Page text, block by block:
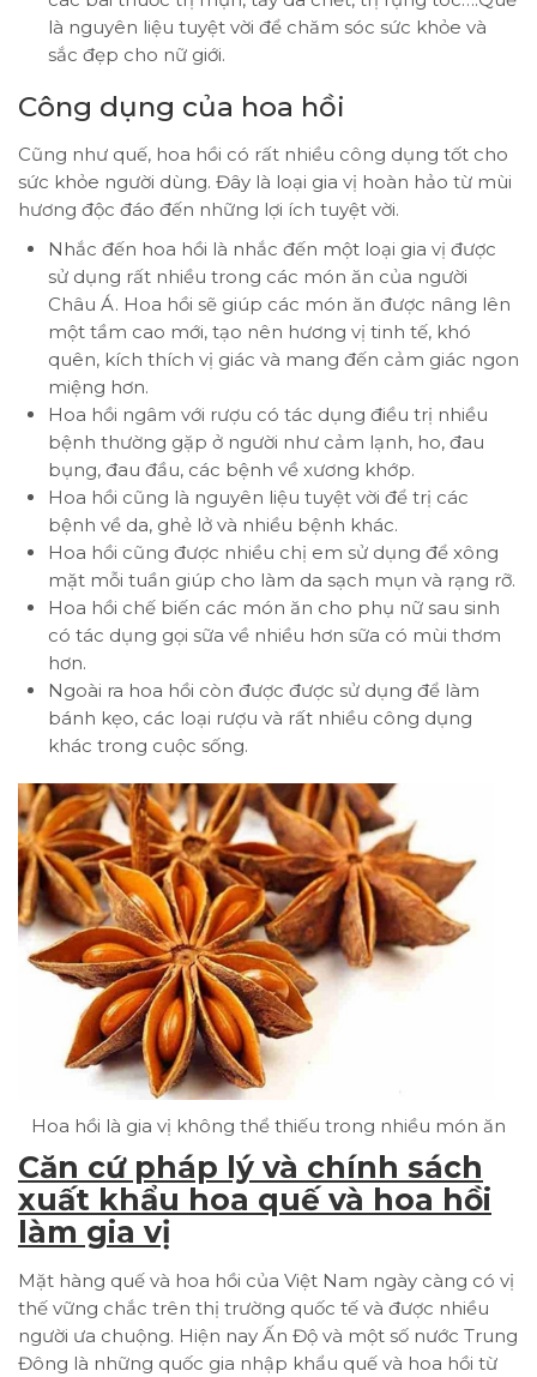
là nguyên liệu tuyệt vời để chăm sóc sức khỏe và
sắc đẹp cho nữ giới.
Công dụng của hoa hồi
Cũng như quế, hoa hồi có rất nhiều công dụng tốt cho
sức khỏe người dùng. Đây là loại gia vị hoàn hảo từ mùi
hương độc đáo đến những lợi ích tuyệt vời.
Nhắc đến hoa hồi là nhắc đến một loại gia vị được
sử dụng rất nhiều trong các món ăn của người
Châu Á. Hoa hồi sẽ giúp các món ăn được nâng lên
một tầm cao mới, tạo nên hương vị tinh tế, khó
quên, kích thích vị giác và mang đến cảm giác ngon
miệng hơn.
Hoa hồi ngâm với rượu có tác dụng điều trị nhiều
bệnh thường gặp ở người như cảm lạnh, ho, đau
bụng, đau đầu, các bệnh về xương khớp.
Hoa hồi cũng là nguyên liệu tuyệt vời để trị các
bệnh về da, ghẻ lở và nhiều bệnh khác.
Hoa hồi cũng được nhiều chị em sử dụng để xông
mặt mỗi tuần giúp cho làm da sạch mụn và rạng rỡ.
Hoa hồi chế biến các món ăn cho phụ nữ sau sinh
có tác dụng gọi sữa về nhiều hơn sữa có mùi thơm
hơn.
Ngoài ra hoa hồi còn được được sử dụng để làm
bánh kẹo, các loại rượu và rất nhiều công dụng
khác trong cuộc sống.
Hoa hồi là gia vị không thể thiếu trong nhiều món ăn
Căn cứ pháp lý và chính sách
xuất khẩu hoa quế và hoa hồi
làm gia vị
Mặt hàng quế và hoa hồi của Việt Nam ngày càng có vị
thế vững chắc trên thị trường quốc tế và được nhiều
người ưa chuộng. Hiện nay Ấn Độ và một số nước Trung
Đông là những quốc gia nhập khẩu quế và hoa hồi từ